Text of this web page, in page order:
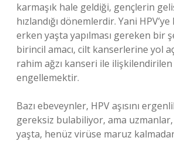
karmaşık hale geldiği, gençlerin
hızlandığı dönemlerdir. Yani HPV’ye
erken yaşta yapılması gereken bir
birincil amacı, cilt kanserlerine yol
rahim ağzı kanseri ile
engellemektir.
Bazı ebeveynler, HPV aşısını
gereksiz bulabiliyor, ama uzmanlar,
yaşta, henüz virüse maruz kalmadan